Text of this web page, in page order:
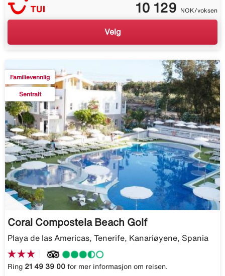
10 129 NOK/voksen
Velg
Familievennlig
Sentralt
Coral Compostela Beach Golf
Playa de las Americas, Tenerife, Kanariøyene, Spania
Ring 21 49 39 00 for mer informasjon om reisen.